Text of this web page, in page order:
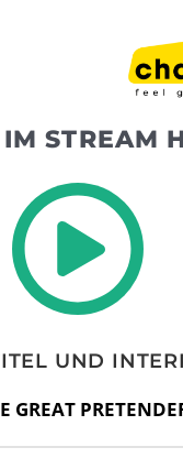
STREAM
UND
GREAT